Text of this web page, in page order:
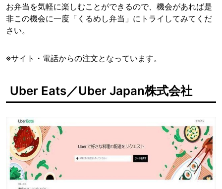
お弁当を気軽に楽しむことができるので、機会があれば是
非この機会に一度「くるめし弁当」にトライしてみてくだ
さい。
※サイト・電話からの注文となっています。
Uber Eats／Uber Japan株式会社